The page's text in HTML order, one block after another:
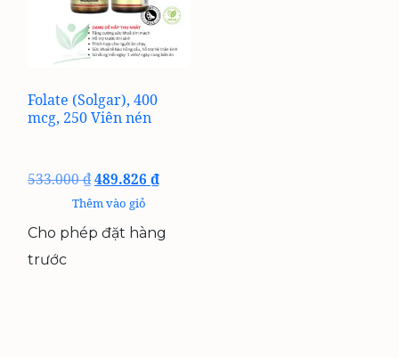
Folate (Solgar), 400
mcg, 250 Viên nén
533.000₫Giá
gốc
là:
489.826 ₫Giá
489.826 ₫.
Thêm vào giỏ
Cho phép đặt hàng
trước